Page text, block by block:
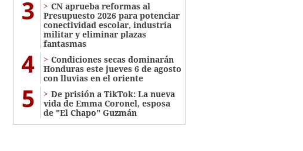
3
CN aprueba reformas al
Presupuesto 2026 para potenciar
conectividad escolar, industria
militar y eliminar plazas
fantasmas
4
Condiciones secas dominarán
Honduras este jueves 6 de agosto
con lluvias en el oriente
5
De prisión a TikTok: La nueva
vida de Emma Coronel, esposa
de "El Chapo" Guzmán